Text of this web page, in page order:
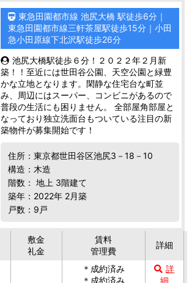
東急田園都市線 池尻大橋 駅徒歩6分｜
東急田園都市線三軒茶屋駅徒歩15分｜小田
急小田原線下北沢駅徒歩26分
池尻大橋駅徒歩６分！２０２２年２月新
築！！至近には世田谷公園、天空公園と緑豊
かな立地となります。閑静な住宅台な町並
み、周辺にはスーパー、コンビニがあるので
普段の生活にも困りません。 全部屋角部屋と
なっており独立洗面台もついている注目の新
築物件が募集開始です！
住所：東京都世田谷区池尻3－18－10
構造：木造
階数： 地上 3階建て
築年：2022年 2月築
戸数：9戸
敷金
礼金
賃料
管理費
詳細
＊成約済み
＊成約済み
詳
細